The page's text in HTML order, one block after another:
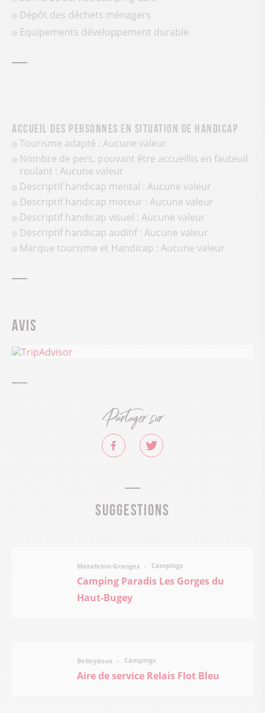
Dépôt des déchets ménagers
Equipements développement durable
Accueil des personnes en situation de handicap
Tourisme adapté : Aucune valeur
Nombre de pers. pouvant être accueillis en fauteuil
roulant : Aucune valeur
Descriptif handicap mental : Aucune valeur
Descriptif handicap moteur : Aucune valeur
Descriptif handicap visuel : Aucune valeur
Descriptif handicap auditif : Aucune valeur
Marque tourisme et Handicap : Aucune valeur
Avis
Partager sur
Suggestions
Matafelon-Granges Campings
Camping Paradis Les Gorges du
Haut-Bugey
Belleydoux Campings
Aire de service Relais Flot Bleu